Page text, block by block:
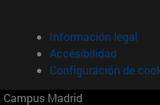
ventana)
Información legal
Accesibilidad
Configuración de
Campus Madrid